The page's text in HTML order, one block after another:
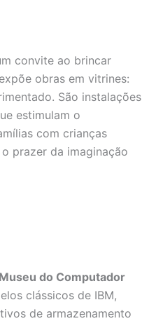
convite ao brincar
obras em vitrines:
São instalações
estimulam o
com crianças
prazer da imaginação
Museu do Computador
clássicos de IBM,
de armazenamento